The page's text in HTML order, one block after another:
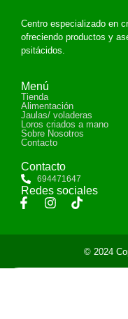
Centro especializado en
ofreciendo productos y
psitácidos.
Menú
Tienda
Alimentación
Jaulas/ voladeras
Loros criados a mano
Sobre Nosotros
Contacto
Contacto
694471647
Redes sociales
© 2024